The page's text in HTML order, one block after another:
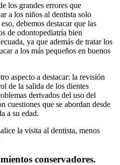
los grandes errores que
a los niños al dentista solo
debemos destacar que las
de odontopediatría bien
ya que además de tratar los
a los más pequeños en buenos
aspecto a destacar: la revisión
de la salida de los dientes
derivados del uso del
cuestiones que se abordan desde
a su edad.
la visita al dentista, menos
conservadores.